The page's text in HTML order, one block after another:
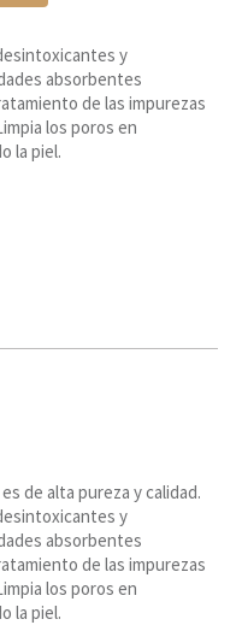
y
absorbentes
de las impurezas
los poros en
la piel.
de alta pureza y calidad.
y
absorbentes
de las impurezas
los poros en
la piel.